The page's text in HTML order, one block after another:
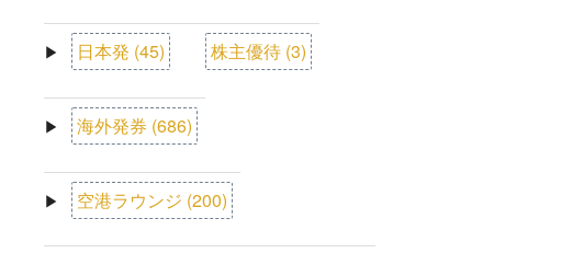
▶ 日本発 (45) 株主優待 (3)
▶ 海外発券 (686)
▶ 空港ラウンジ (200)